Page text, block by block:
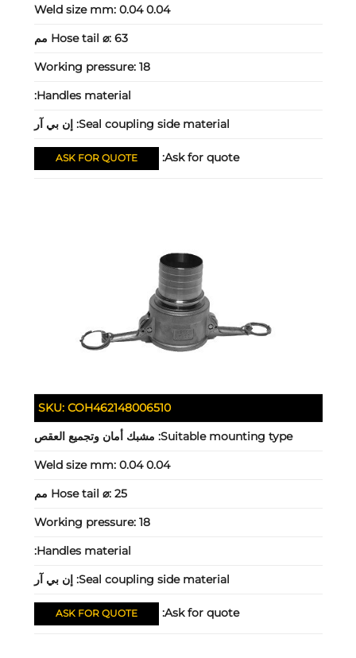
Weld size mm: 0.04 0.04
Hose tail ⌀: 63 مم
Working pressure: 18
Handles material:
Seal coupling side material: إن بي آر
Ask for quote:
ASK FOR QUOTE
SKU: COH462148006510
Suitable mounting type: مشبك أمان وتجميع العقص
Weld size mm: 0.04 0.04
Hose tail ⌀: 25 مم
Working pressure: 18
Handles material:
Seal coupling side material: إن بي آر
Ask for quote:
ASK FOR QUOTE